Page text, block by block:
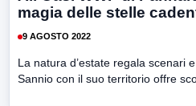
magia delle stelle
9 AGOSTO 2022
La natura d’estate regala scenari
Sannio con il suo territorio offre